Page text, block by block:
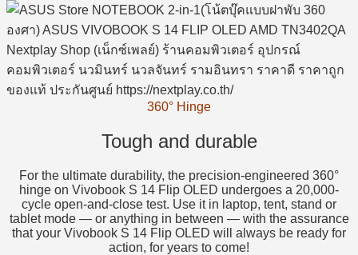
360° Hinge
Tough and durable
For the ultimate durability, the precision-engineered 360°
hinge on Vivobook S 14 Flip OLED undergoes a 20,000-
cycle open-and-close test. Use it in laptop, tent, stand or
tablet mode — or anything in between — with the assurance
that your Vivobook S 14 Flip OLED will always be ready for
action, for years to come!